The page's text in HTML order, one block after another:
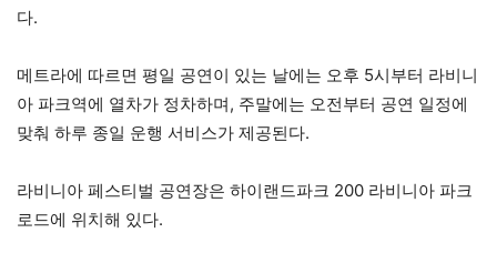
다.
메트라에 따르면 평일 공연이 있는 날에는 오후 5시부터 라비니
아 파크역에 열차가 정차하며, 주말에는 오전부터 공연 일정에
맞춰 하루 종일 운행 서비스가 제공된다.
라비니아 페스티벌 공연장은 하이랜드파크 200 라비니아 파크
로드에 위치해 있다.